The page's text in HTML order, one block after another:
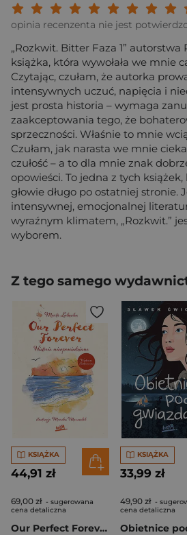
Twoja
Twoja
Twoja ocena:
Twoja ocena:
Twoja ocena: Może być
Twoja ocena: Słaba 3/10"
Twoja ocena: Bardzo słaba 2/
Twoja ocena: Beznadziejna 1/10"
opinia recenzenta nie jest
„Rozkwit. Bitter Faza 1” autorstwa
książka, która wywołała we mnie
Czytając, czułam, że autorka
intensywnych uczuć, napięcia i
jest prosta historia – wymaga
zaakceptowania tego, że
sprzeczności. Właśnie to mnie
Czułam, jak narasta we mnie
czułość – a to dla mnie znak
opowieści. To jedna z tych
głowie długo po ostatniej stronie.
intensywnej, emocjonalnej
wyraźnym klimatem, „Rozkwit.”
wyborem.
Z tego samego
KSIĄŻKA
44,91 zł
69,00 zł - sugerowana
cena detaliczna
Our Perfect Forever. Historie nieopowiedziane wyd. ilustrowane
KSIĄŻKA
33,99 zł
49,90 zł -
cena detaliczna